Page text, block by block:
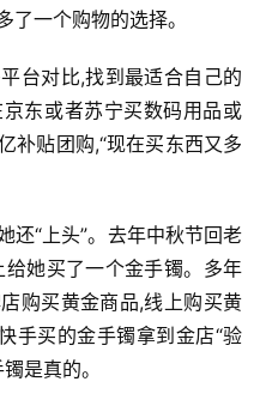
一个购物的选择。
台对比,找到最适合自己的
东或者苏宁买数码用品或
补贴团购,“现在买东西又多
还“上头”。去年中秋节回老
她买了一个金手镯。多年
购买黄金商品,线上购买黄
手买的金手镯拿到金店“验
是真的。